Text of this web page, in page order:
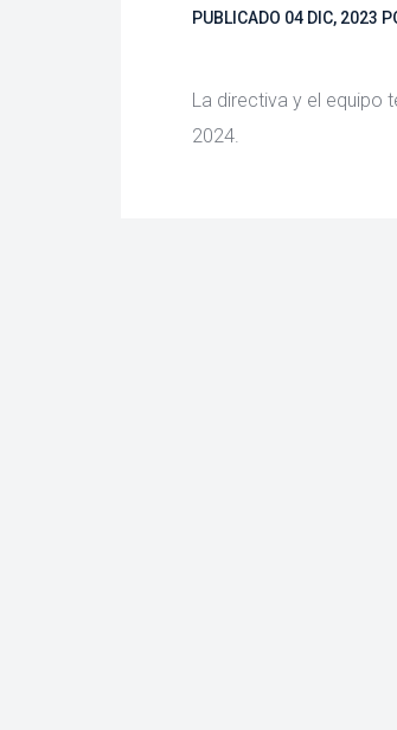
PUBLICADO 04 DIC, 2023
La directiva y el equipo
2024.